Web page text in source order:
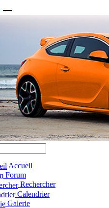
Accueil
Forum
Rechercher
Calendrier
Galerie